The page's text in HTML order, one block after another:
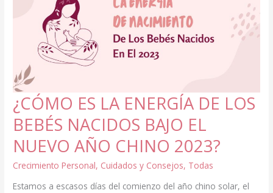
¿CÓMO ES LA ENERGÍA DE LOS
BEBÉS NACIDOS BAJO EL
NUEVO AÑO CHINO 2023?
Crecimiento Personal, Cuidados y Consejos, Todas
Estamos a escasos días del comienzo del año chino solar, el